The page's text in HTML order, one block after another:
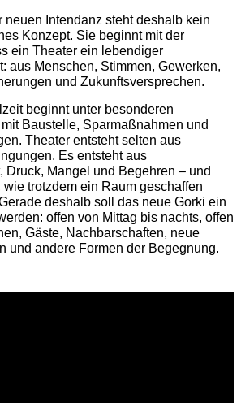
neuen Intendanz steht deshalb kein
Konzept. Sie beginnt mit der
ein Theater ein lebendiger
aus Menschen, Stimmen, Gewerken,
und Zukunftsversprechen.
beginnt unter besonderen
Baustelle, Sparmaßnahmen und
Theater entsteht selten aus
Es entsteht aus
Druck, Mangel und Begehren – und
wie trotzdem ein Raum geschaffen
deshalb soll das neue Gorki ein
offen von Mittag bis nachts, offen
Gäste, Nachbarschaften, neue
und andere Formen der Begegnung.